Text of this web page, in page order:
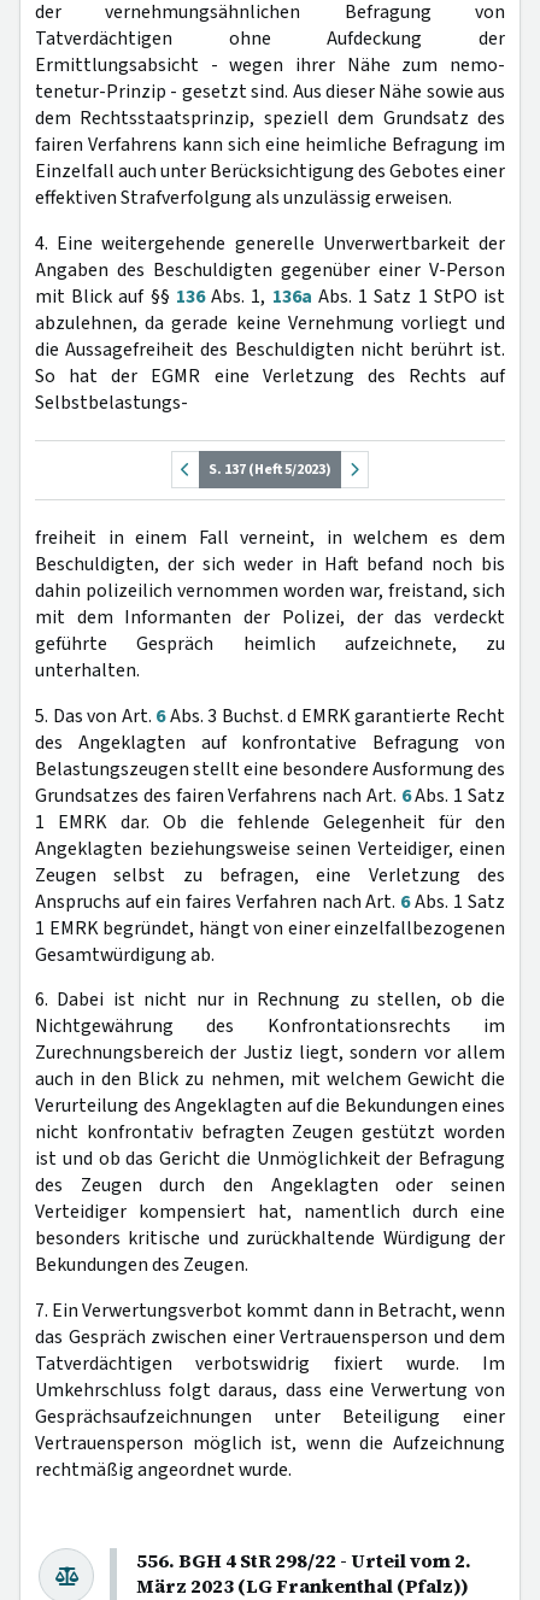
der vernehmungsähnlichen Befragung von
Tatverdächtigen ohne Aufdeckung der
Ermittlungsabsicht - wegen ihrer Nähe zum nemo-
tenetur-Prinzip - gesetzt sind. Aus dieser Nähe sowie aus
dem Rechtsstaatsprinzip, speziell dem Grundsatz des
fairen Verfahrens kann sich eine heimliche Befragung im
Einzelfall auch unter Berücksichtigung des Gebotes einer
effektiven Strafverfolgung als unzulässig erweisen.
4. Eine weitergehende generelle Unverwertbarkeit der
Angaben des Beschuldigten gegenüber einer V-Person
mit Blick auf §§ 136Abs. 1, 136a Abs. 1 Satz 1 StPO ist
abzulehnen, da gerade keine Vernehmung vorliegt und
die Aussagefreiheit des Beschuldigten nicht berührt ist.
So hat der EGMR eine Verletzung des Rechts auf
Selbstbelastungs-
S. 137 (Heft 5/2023)
freiheit in einem Fall verneint, in welchem es dem
Beschuldigten, der sich weder in Haft befand noch bis
dahin polizeilich vernommen worden war, freistand, sich
mit dem Informanten der Polizei, der das verdeckt
geführte Gespräch heimlich aufzeichnete, zu
unterhalten.
5. Das von Art. 6Abs. 3 Buchst. d EMRK garantierte Recht
des Angeklagten auf konfrontative Befragung von
Belastungszeugen stellt eine besondere Ausformung des
Grundsatzes des fairen Verfahrens nach Art. 6Abs. 1 Satz
1 EMRK dar. Ob die fehlende Gelegenheit für den
Angeklagten beziehungsweise seinen Verteidiger, einen
Zeugen selbst zu befragen, eine Verletzung des
Anspruchs auf ein faires Verfahren nach Art. 6Abs. 1 Satz
1 EMRK begründet, hängt von einer einzelfallbezogenen
Gesamtwürdigung ab.
6. Dabei ist nicht nur in Rechnung zu stellen, ob die
Nichtgewährung des Konfrontationsrechts im
Zurechnungsbereich der Justiz liegt, sondern vor allem
auch in den Blick zu nehmen, mit welchem Gewicht die
Verurteilung des Angeklagten auf die Bekundungen eines
nicht konfrontativ befragten Zeugen gestützt worden
ist und ob das Gericht die Unmöglichkeit der Befragung
des Zeugen durch den Angeklagten oder seinen
Verteidiger kompensiert hat, namentlich durch eine
besonders kritische und zurückhaltende Würdigung der
Bekundungen des Zeugen.
7. Ein Verwertungsverbot kommt dann in Betracht, wenn
das Gespräch zwischen einer Vertrauensperson und dem
Tatverdächtigen verbotswidrig fixiert wurde. Im
Umkehrschluss folgt daraus, dass eine Verwertung von
Gesprächsaufzeichnungen unter Beteiligung einer
Vertrauensperson möglich ist, wenn die Aufzeichnung
rechtmäßig angeordnet wurde.
556. BGH 4 StR 298/22 - Urteil vom 2.
März 2023 (LG Frankenthal (Pfalz))